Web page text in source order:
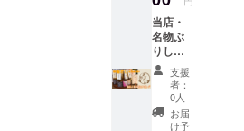
になっ
た家族
で楽し
める！
◆あざ
れあラ
ンチお
食事券
＋動物
当店・
名物ぶ
りしゃ
ぶの出
汁【あ
ざれ
あ 白
だし】
支援
者：
0人
お届
け予